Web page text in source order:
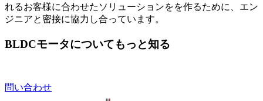
れるお客様に合わせたソリューションをを作るために、エン
ジニアと密接に協力し合っています。
BLDCモータについてもっと知る
問い合わせ